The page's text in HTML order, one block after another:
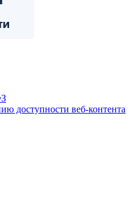
доступности веб-контента